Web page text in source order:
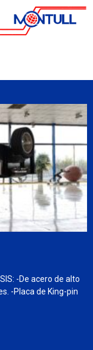
-De acero de alto
-Placa de King-pin